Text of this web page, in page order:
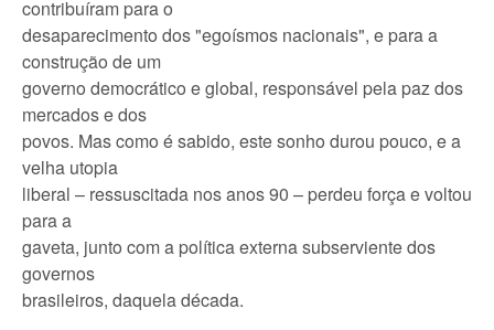
contribuíram para o
desaparecimento dos "egoísmos nacionais", e para a
construção de um
governo democrático e global, responsável pela paz dos
mercados e dos
povos. Mas como é sabido, este sonho durou pouco, e a
velha utopia
liberal – ressuscitada nos anos 90 – perdeu força e voltou
para a
gaveta, junto com a política externa subserviente dos
governos
brasileiros, daquela década.